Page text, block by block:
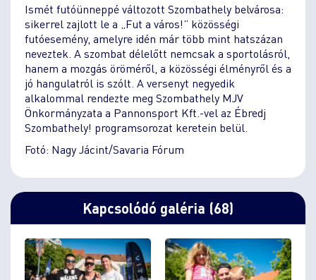
Ismét futóünneppé változott Szombathely belvárosa:
sikerrel zajlott le a „Fut a város!” közösségi
futóesemény, amelyre idén már több mint hatszázan
neveztek. A szombat délelőtt nemcsak a sportolásról,
hanem a mozgás öröméről, a közösségi élményről és a
jó hangulatról is szólt. A versenyt negyedik
alkalommal rendezte meg Szombathely MJV
Önkormányzata a Pannonsport Kft.-vel az Ébredj
Szombathely! programsorozat keretein belül.
Fotó: Nagy Jácint/Savaria Fórum
Kapcsolódó galéria (68)